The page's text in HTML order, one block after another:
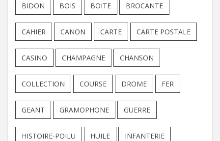
BIDON BOIS BOITE BROCANTE
CAHIER CANON CARTE CARTE POSTALE
CASINO CHAMPAGNE CHANSON
COLLECTION COURSE DROME FER
GEANT GRAMOPHONE GUERRE
HISTOIRE-POILU HUILE INFANTERIE